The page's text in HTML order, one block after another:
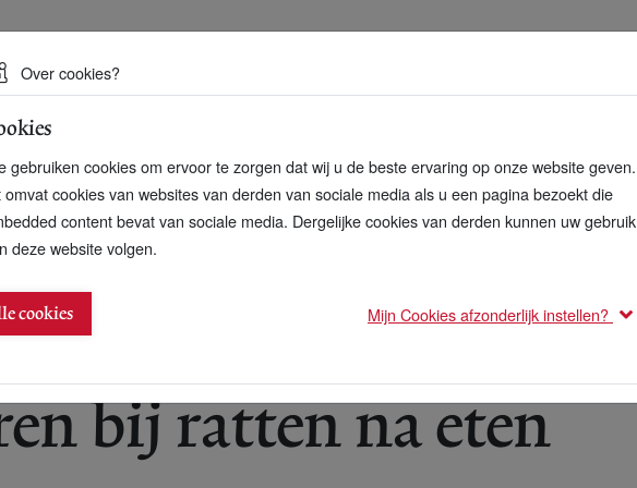
duurzame toekomst
gentech-maïs
bij ratten na eten
Over cookies?
gebruiken cookies om ervoor te zorgen dat wij u de beste ervaring op onze website geven.
omvat cookies van websites van derden van sociale media als u een pagina bezoekt die
content bevat van sociale media. Dergelijke cookies van derden kunnen uw gebruik
deze website volgen.
cookies Mijn Cookies afzonderlijk instellen?